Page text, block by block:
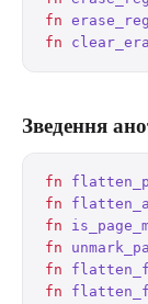
fn
fn
Зведення
fn
fn
fn
fn
fn
fn